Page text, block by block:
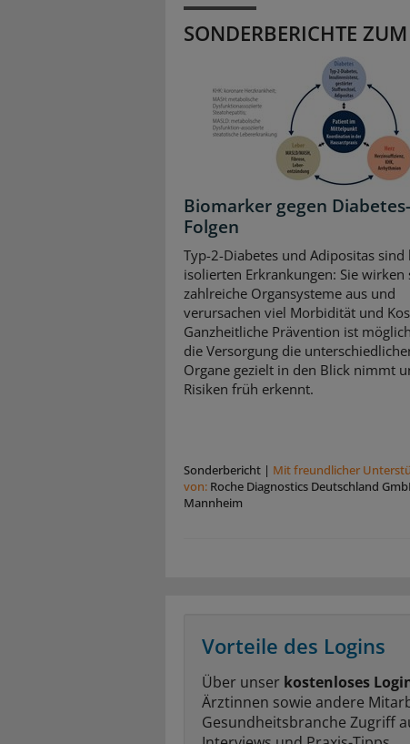
SONDERBERICHTE
Biomarker gegen Diabetes-
Folgen
Typ-2-Diabetes und Adipositas sind
isolierten Erkrankungen: Sie wirken
zahlreiche Organsysteme aus und
verursachen viel Morbidität und
Ganzheitliche Prävention ist
die Versorgung die
Organe gezielt in den Blick nimmt
Risiken früh erkennt.
Sonderbericht | Mit freundlicher
von: Roche Diagnostics Deutschland
Mannheim
Vorteile des Logins
Über unser kostenloses
Ärztinnen sowie andere
Gesundheitsbranche Zugriff